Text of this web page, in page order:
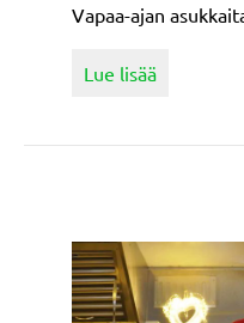
Vapaa-ajan
Lue lisääabout